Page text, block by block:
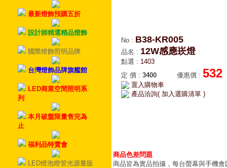
最新燈飾預購五折
設計師精選精品燈飾
國際燈飾照明品牌
台灣燈飾品牌旗艦館
LED商業空間照明系
列
本月破盤限量售完為
止
福利品特賣會
LED燈泡燈管光源量販
No : B38-KR005
品名 : 12W感應崁燈
點選 : 1403
定 價 : 3400 優惠價 : 532
置入購物車
產品洽詢( 加入選購清單 )
商品色差問題
商品皆為實品拍攝，每台螢幕與手機